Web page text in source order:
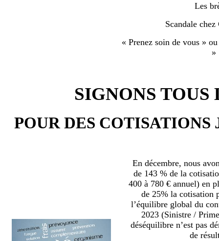
Les
Scandale
« Prenez soin de vous »
»
SIGNONS
POUR DES COTISATIONS
En décembre, nous
de 143 % de la
400 à 780 € annuel) en
de 25% la cotisation
l’équilibre global du
2023 (Sinistre /
déséquilibre n’est pas
de